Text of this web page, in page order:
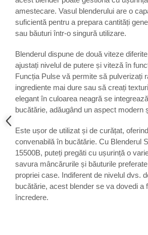
amestecare. Vasul blenderului are o
suficientă pentru a prepara cantități
sau băuturi într-o singură utilizare.
Blenderul dispune de două viteze
ajustați nivelul de putere și viteză în
Funcția Pulse vă permite să pulverizați
ingrediente mai dure sau să creați
elegant în culoarea neagră se
bucătărie, adăugând un aspect modern
Este ușor de utilizat și de curățat,
convenabilă în bucătărie. Cu Blenderul
15500B, puteți pregăti cu ușurință o
savura mâncărurile și băuturile
propriei case. Indiferent de nivelul dvs.
bucătărie, acest blender se va dovedi a
încredere.